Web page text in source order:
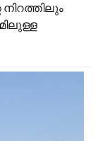
നിറത്തിലും